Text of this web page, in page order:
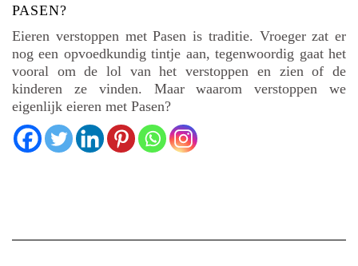
PASEN?
Eieren verstoppen met Pasen is traditie. Vroeger zat er
nog een opvoedkundig tintje aan, tegenwoordig gaat het
vooral om de lol van het verstoppen en zien of de
kinderen ze vinden. Maar waarom verstoppen we
eigenlijk eieren met Pasen?